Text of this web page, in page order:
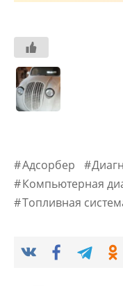
Адсорбер
Компьютерная
Топливная